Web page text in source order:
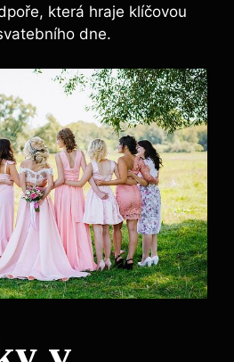
která hraje klíčovou
dne.